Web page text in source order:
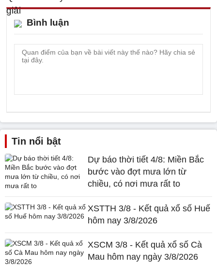
Bình luận
Tin nổi bật
Dự báo thời tiết 4/8: Miền Bắc
bước vào đợt mưa lớn từ
chiều, có nơi mưa rất to
XSTTH 3/8 - Kết quả xổ số Huế
hôm nay 3/8/2026
XSCM 3/8 - Kết quả xổ số Cà
Mau hôm nay ngày 3/8/2026